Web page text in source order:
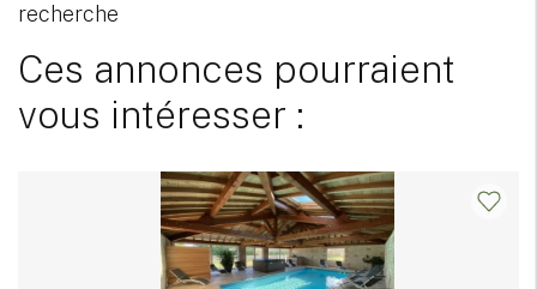
recherche
Ces annonces pourraient
vous intéresser :